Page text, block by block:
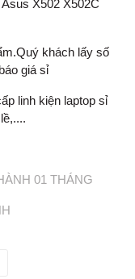
X502 X502C
khách lấy số
giá sỉ
linh kiện laptop sỉ
01 THÁNG
Hồ Chí Minh